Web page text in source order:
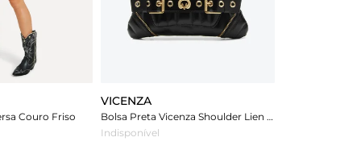
Couro Friso
VICENZA
Bolsa Preta Vicenza Shoulder Lien Média
Indisponível